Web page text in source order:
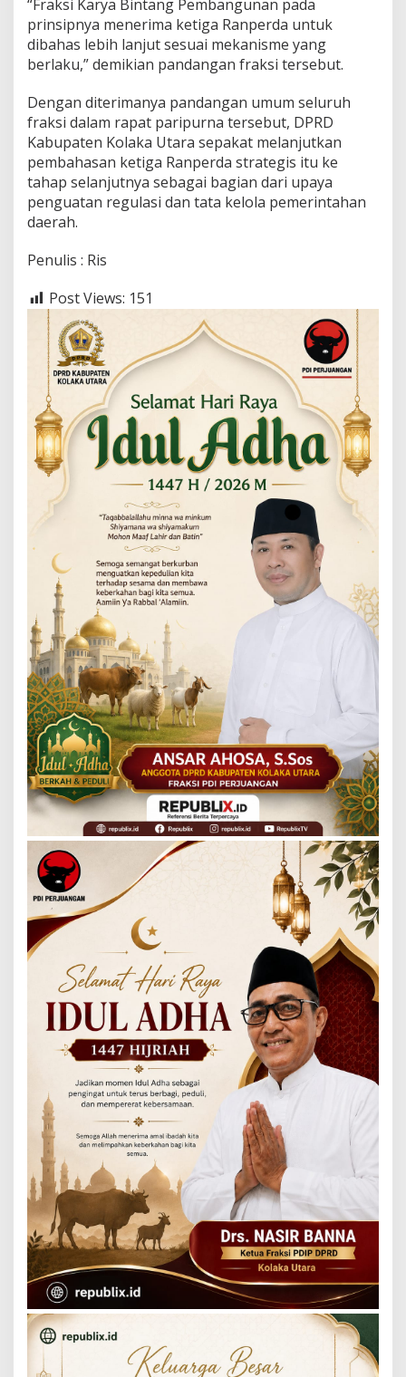
“Fraksi Karya Bintang Pembangunan pada
prinsipnya menerima ketiga Ranperda untuk
dibahas lebih lanjut sesuai mekanisme yang
berlaku,” demikian pandangan fraksi tersebut.
Dengan diterimanya pandangan umum seluruh
fraksi dalam rapat paripurna tersebut, DPRD
Kabupaten Kolaka Utara sepakat melanjutkan
pembahasan ketiga Ranperda strategis itu ke
tahap selanjutnya sebagai bagian dari upaya
penguatan regulasi dan tata kelola pemerintahan
daerah.
Penulis : Ris
Post Views: 151